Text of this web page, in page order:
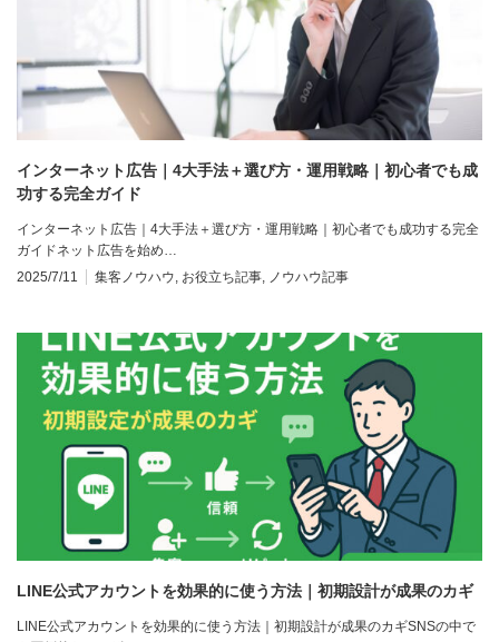
インターネット広告｜4大手法＋選び方・運用戦略｜初心者でも成
功する完全ガイド
インターネット広告｜4大手法＋選び方・運用戦略｜初心者でも成功する完全
ガイドネット広告を始め…
2025/7/11
集客ノウハウ お役立ち記事 ノウハウ記事
LINE公式アカウントを効果的に使う方法｜初期設計が成果のカギ
LINE公式アカウントを効果的に使う方法｜初期設計が成果のカギSNSの中で